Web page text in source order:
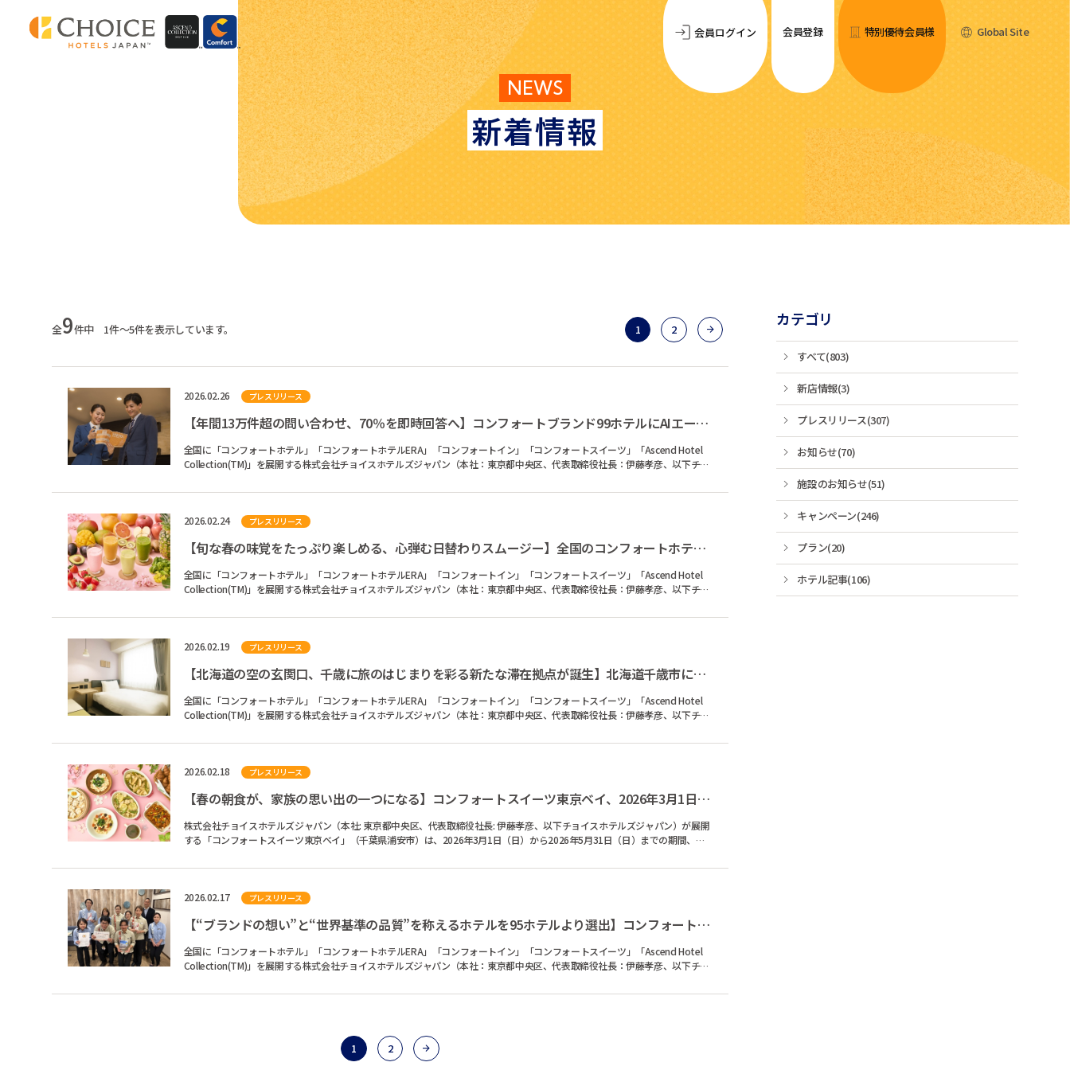
NEWS
新着情報
会員ログイン 会員登録 特別優待会員様 Global Site
全9件中 1件～5件を表示しています。 1 2
2026.02.26 プレスリリース
【年間13万件超の問い合わせ、70％を即時回答へ】コンフォートブランド99ホテルにAIエージェントを2026...
全国に「コンフォートホテル」「コンフォートホテルERA」「コンフォートイン」「コンフォートスイーツ」「Ascend Hotel
Collection(TM)」を展開する株式会社チョイスホテルズジャパン（本社：東京都中央区、代表取締役社長：伊藤孝彦、以下チョ
2026.02.24 プレスリリース
【旬な春の味覚をたっぷり楽しめる、心弾む日替わりスムージー】全国のコンフォートホテルの無料朝食に...
全国に「コンフォートホテル」「コンフォートホテルERA」「コンフォートイン」「コンフォートスイーツ」「Ascend Hotel
Collection(TM)」を展開する株式会社チョイスホテルズジャパン（本社：東京都中央区、代表取締役社長：伊藤孝彦、以下チョ
2026.02.19 プレスリリース
【北海道の空の玄関口、千歳に旅のはじまりを彩る新たな滞在拠点が誕生】北海道千歳市にチョイスブラン...
全国に「コンフォートホテル」「コンフォートホテルERA」「コンフォートイン」「コンフォートスイーツ」「Ascend Hotel
Collection(TM)」を展開する株式会社チョイスホテルズジャパン（本社：東京都中央区、代表取締役社長：伊藤孝彦、以下チョ
2026.02.18 プレスリリース
【春の朝食が、家族の思い出の一つになる】コンフォートスイーツ東京ベイ、2026年3月1日（日）より菜の...
株式会社チョイスホテルズジャパン（本社: 東京都中央区、代表取締役社長: 伊藤孝彦、以下チョイスホテルズジャパン）が展開
する「コンフォートスイーツ東京ベイ」（千葉県浦安市）は、2026年3月1日（日）から2026年5月31日（日）までの期間、朝
2026.02.17 プレスリリース
【“ブランドの想い”と“世界基準の品質”を称えるホテルを95ホテルより選出】コンフォートブランドが示す...
全国に「コンフォートホテル」「コンフォートホテルERA」「コンフォートイン」「コンフォートスイーツ」「Ascend Hotel
Collection(TM)」を展開する株式会社チョイスホテルズジャパン（本社：東京都中央区、代表取締役社長：伊藤孝彦、以下チョ
1 2
カテゴリ
すべて(803)
新店情報(3)
プレスリリース(307)
お知らせ(70)
施設のお知らせ(51)
キャンペーン(246)
プラン(20)
ホテル記事(106)